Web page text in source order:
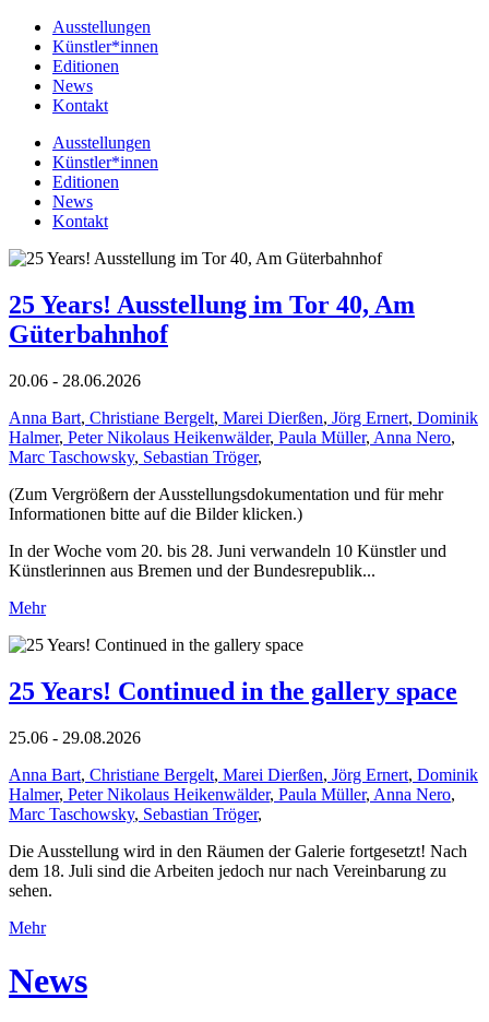
Ausstellungen
Künstler*innen
Editionen
News
Kontakt
Ausstellungen
Künstler*innen
Editionen
News
Kontakt
25 Years! Ausstellung im Tor 40, Am
Güterbahnhof
20.06 - 28.06.2026
Anna Bart, Christiane Bergelt, Marei Dierßen, Jörg Ernert, Dominik
Halmer, Peter Nikolaus Heikenwälder, Paula Müller, Anna Nero,
Marc Taschowsky, Sebastian Tröger,
(Zum Vergrößern der Ausstellungsdokumentation und für mehr
Informationen bitte auf die Bilder klicken.)
In der Woche vom 20. bis 28. Juni verwandeln 10 Künstler und
Künstlerinnen aus Bremen und der Bundesrepublik...
Mehr
25 Years! Continued in the gallery space
25.06 - 29.08.2026
Anna Bart, Christiane Bergelt, Marei Dierßen, Jörg Ernert, Dominik
Halmer, Peter Nikolaus Heikenwälder, Paula Müller, Anna Nero,
Marc Taschowsky, Sebastian Tröger,
Die Ausstellung wird in den Räumen der Galerie fortgesetzt! Nach
dem 18. Juli sind die Arbeiten jedoch nur nach Vereinbarung zu
sehen.
Mehr
News